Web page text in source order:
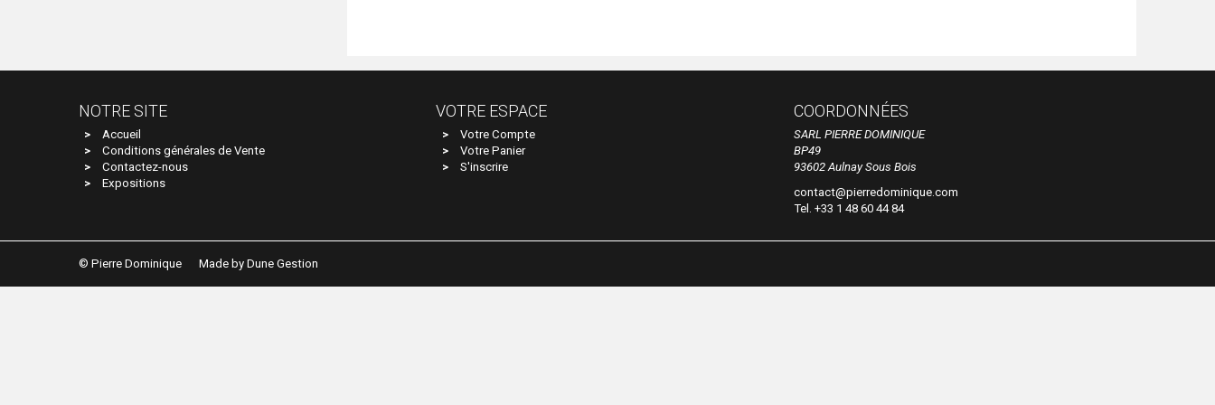
NOTRE SITE
Accueil
Conditions générales de Vente
Contactez-nous
Expositions
VOTRE ESPACE
Votre Compte
Votre Panier
S'inscrire
COORDONNÉES
SARL PIERRE DOMINIQUE
BP49
93602 Aulnay Sous Bois
contact@pierredominique.com
Tel. +33 1 48 60 44 84
© Pierre Dominique Made by Dune Gestion